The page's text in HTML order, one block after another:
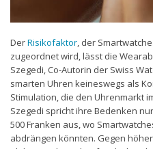
DerRisikofaktor, der
zugeordnet wird, lässt die
Szegedi, Co-Autorin der Swiss
smarten Uhren keineswegs als
Stimulation, die den Uhrenmarkt
Szegedi spricht ihre Bedenken
500 Franken aus, wo
abdrängen könnten. Gegen